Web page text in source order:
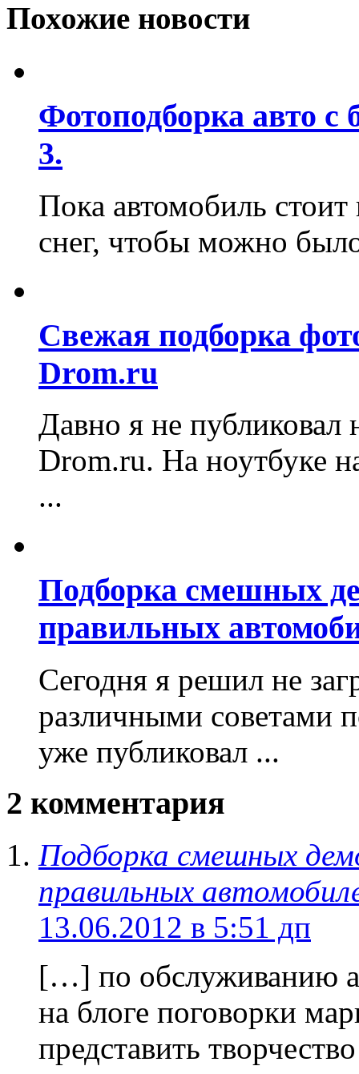
Похожие новости
Фотоподборка авто с
3.
Пока автомобиль стоит
снег, чтобы можно
Свежая подборка
Drom.ru
Давно я не публиковал
Drom.ru. На ноутбуке
...
Подборка смешных
правильных
Сегодня я решил не
различными советами
уже публиковал ...
2 комментария
Подборка смешных
правильных
13.06.2012 в 5:51 дп
[…] по обслуживанию
на блоге поговорки
представить